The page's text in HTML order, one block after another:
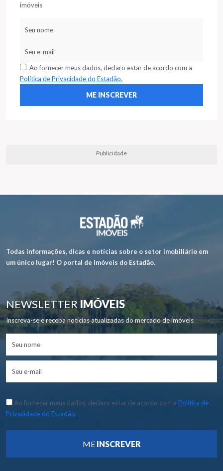
imóveis
Ao fornecer meus dados, declaro estar de acordo com a
Política de Privacidade do Estadão.
Publicidade
Todas informações, dicas e notícias sobre o setor imobiliário em
um único lugar! O portal de Imóveis do Estadão.
NEWSLETTERIMÓVEIS
Inscreva-se e receba notícias atualizadas do mercado de imóveis
Ao fornecer meus dados, declaro estar de acordo com a Política de
Privacidade do Estadão.
ME INSCREVER